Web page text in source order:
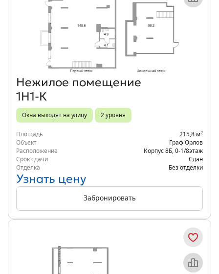
Объект месяца
Нежилое помещение
1Н1-К
Окна выходят на улицу 2 уровня
Площадь 215,8 м2
Объект
Граф Орлов
Расположение
Корпус 8Б 0-1/8этаж
Срок сдачи
Сдан
Отделка
Без отделки
Узнать цену
Забронировать